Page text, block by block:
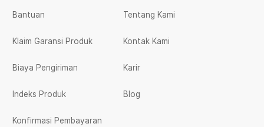
Bantuan
Klaim Garansi Produk
Biaya Pengiriman
Indeks Produk
Konfirmasi Pembayaran
Tentang Kami
Kontak Kami
Karir
Blog